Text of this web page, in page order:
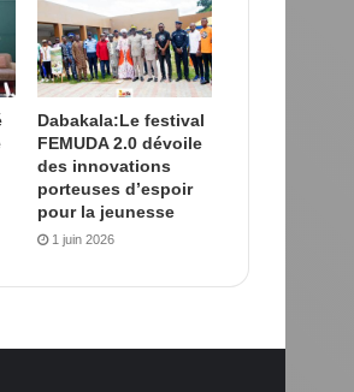
Dabakala:Le festival
FEMUDA 2.0 dévoile
des innovations
porteuses d’espoir
pour la jeunesse
1 juin 2026